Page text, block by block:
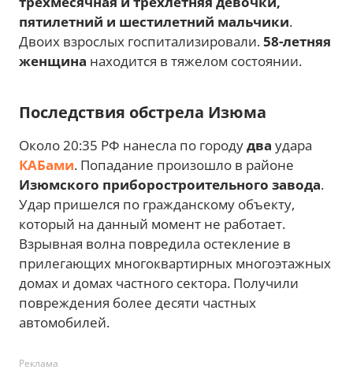
пятилетний и шестилетний мальчики.
Двоих взрослых госпитализировали.58-летняя
женщина находится в тяжелом состоянии.
Последствия обстрела Изюма
Около 20:35 РФ нанесла по городудва удара
КАБами. Попадание произошло в районе
Изюмского приборостроительного завода.
Удар пришелся по гражданскому объекту,
который на данный момент не работает.
Взрывная волна повредила остекление в
прилегающих многоквартирных многоэтажных
домах и домах частного сектора. Получили
повреждения более десяти частных
автомобилей.
Реклама